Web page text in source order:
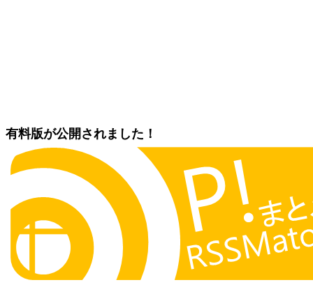
有料版が公開されました！